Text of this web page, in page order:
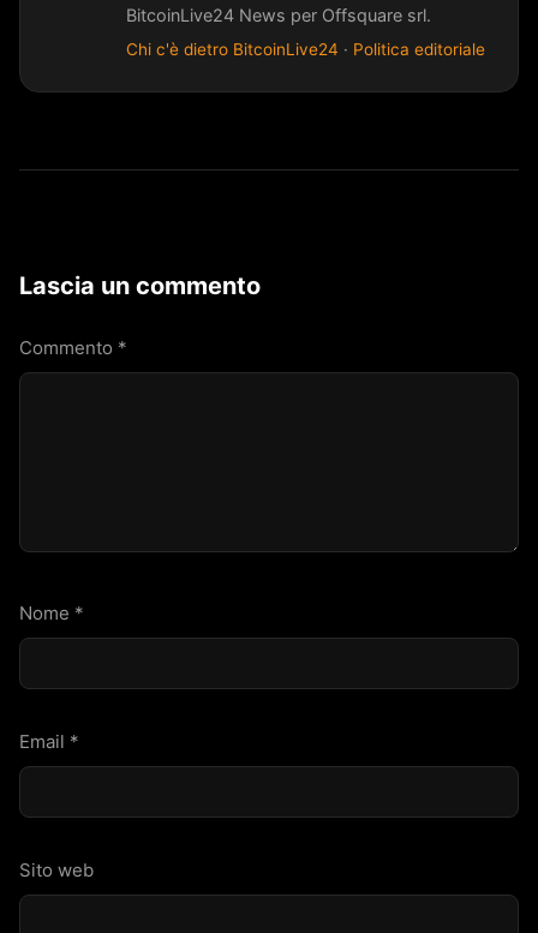
BitcoinLive24 News per Offsquare srl.
Chi c'è dietro BitcoinLive24 · Politica editoriale
Lascia un commento
Commento *
Nome *
Email *
Sito web